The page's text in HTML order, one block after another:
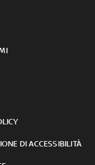
DI ACCESSIBILITÀ